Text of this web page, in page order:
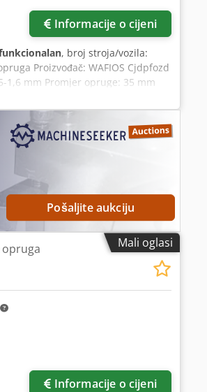
Informacije o cijeni
, broj stroja/vozila:
Proizvođač: WAFIOS Cjdpfozd
1,6 mm Promjer opruge: 35 mm
Pošaljite aukciju
Mali oglasi
Informacije o cijeni